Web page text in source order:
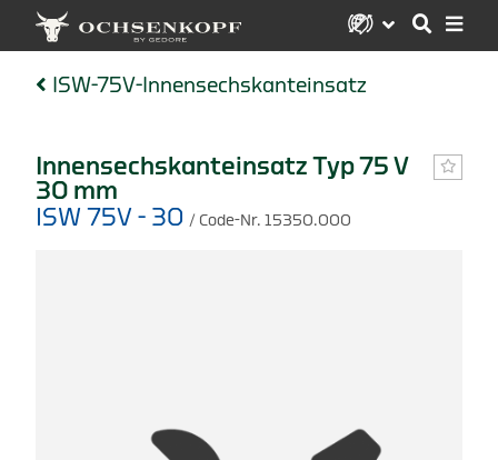
ISW-75V-Innensechskanteinsatz
Innensechskanteinsatz Typ 75 V
30 mm
ISW 75V - 30 / Code-Nr. 15350.000